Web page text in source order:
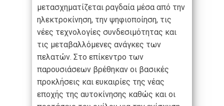
μετασχηματίζεται ραγδαία μέσα από την
ηλεκτροκίνηση, την ψηφιοποίηση, τις
νέες τεχνολογίες συνδεσιμότητας και
τις μεταβαλλόμενες ανάγκες των
πελατών. Στο επίκεντρο των
παρουσιάσεων βρέθηκαν οι βασικές
προκλήσεις και ευκαιρίες της νέας
εποχής της αυτοκίνησης καθώς και οι